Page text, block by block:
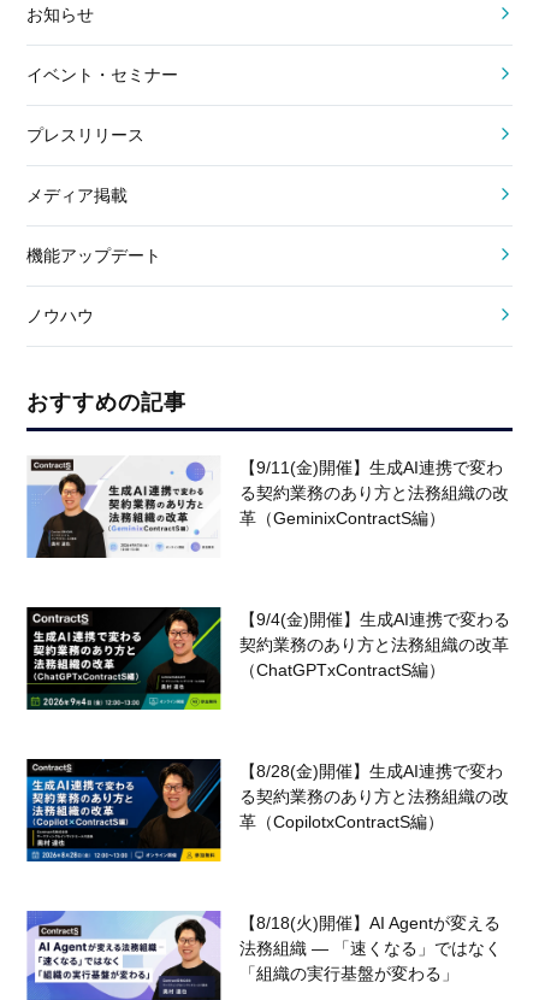
お知らせ
イベント・セミナー
プレスリリース
メディア掲載
機能アップデート
ノウハウ
おすすめの記事
【9/11(金)開催】生成AI連携で変わ
る契約業務のあり方と法務組織の改
革（GeminixContractS編）
【9/4(金)開催】生成AI連携で変わる
契約業務のあり方と法務組織の改革
（ChatGPTxContractS編）
【8/28(金)開催】生成AI連携で変わ
る契約業務のあり方と法務組織の改
革（CopilotxContractS編）
【8/18(火)開催】AI Agentが変える
法務組織 — 「速くなる」ではなく
「組織の実行基盤が変わる」